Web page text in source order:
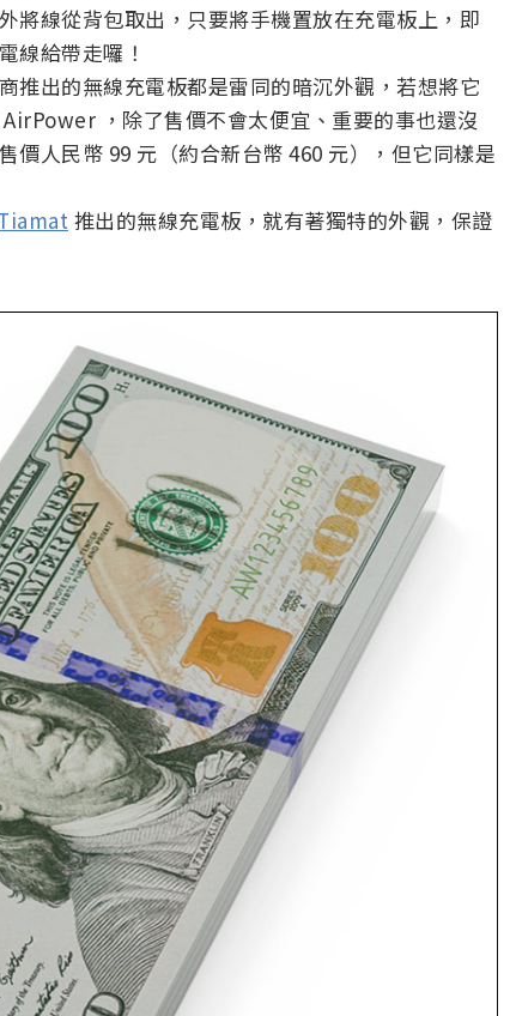
將線從背包取出，只要將手機置放在充電板上，即
線給帶走囉！
推出的無線充電板都是雷同的暗沉外觀，若想將它
，除了售價不會太便宜、重要的事也還沒
價人民幣 99 元（約合新台幣 460 元），但它同樣是
推出的無線充電板，就有著獨特的外觀，保證